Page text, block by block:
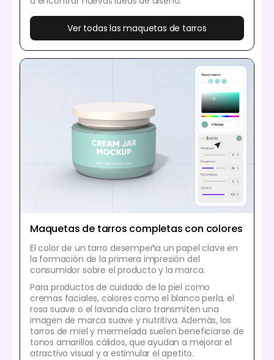
Ver todas las maquetas de tarros
Maquetas de tarros completas con colores
El color de un tarro desempeña un papel clave en
la formación de la primera impresión del
consumidor sobre el producto y la marca.
Para productos de cuidado de la piel como
cremas faciales, colores como el blanco perla, el
rosa suave o el lavanda claro transmiten una
imagen de marca suave y nutritiva. Además, los
tarros de miel y mermelada suelen beneficiarse de
tonos amarillos cálidos, que ayudan a mejorar el
atractivo visual y a estimular el apetito.